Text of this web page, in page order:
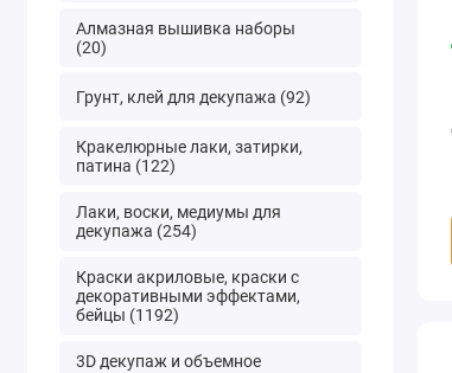
Алмазная вышивка наборы
(20)
Грунт, клей для декупажа (92)
Кракелюрные лаки, затирки,
патина (122)
Лаки, воски, медиумы для
декупажа (254)
Краски акриловые, краски с
декоративными эффектами,
бейцы (1192)
3D декупаж и объемное